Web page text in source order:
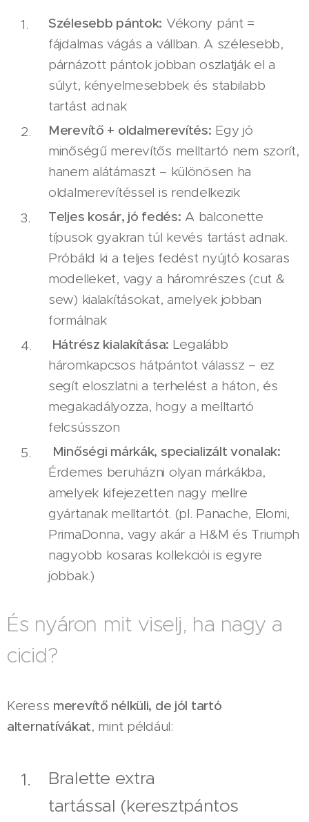
Szélesebb pántok: Vékony pánt =
fájdalmas vágás a vállban. A szélesebb,
párnázott pántok jobban oszlatják el a
súlyt, kényelmesebbek és stabilabb
tartást adnak
Merevítő + oldalmerevítés: Egy jó
minőségű merevítős melltartó nem szorít,
hanem alátámaszt – különösen ha
oldalmerevítéssel is rendelkezik
Teljes kosár, jó fedés: A balconette
típusok gyakran túl kevés tartást adnak.
Próbáld ki a teljes fedést nyújtó kosaras
modelleket, vagy a háromrészes (cut &
sew) kialakításokat, amelyek jobban
formálnak
Hátrész kialakítása: Legalább
háromkapcsos hátpántot válassz – ez
segít eloszlatni a terhelést a háton, és
megakadályozza, hogy a melltartó
felcsússzon
Minőségi márkák, specializált vonalak:
Érdemes beruházni olyan márkákba,
amelyek kifejezetten nagy mellre
gyártanak melltartót. (pl. Panache, Elomi,
PrimaDonna, vagy akár a H&M és Triumph
nagyobb kosaras kollekciói is egyre
jobbak.)
És nyáron mit viselj, ha nagy a
cicid?
Keress merevítő nélküli, de jól tartó
alternatívákat, mint például:
Bralette extra
tartással (keresztpántos